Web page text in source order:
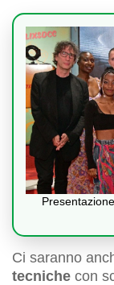
Ci saranno
tecniche con